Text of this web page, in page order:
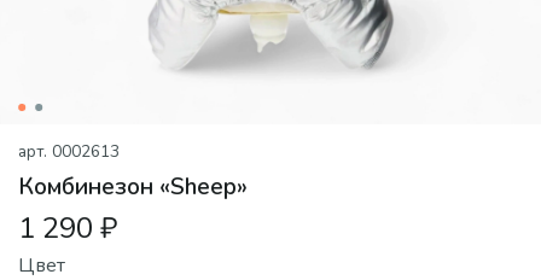
арт. 0002613
Комбинезон «Sheep»
1 290 ₽
Цвет